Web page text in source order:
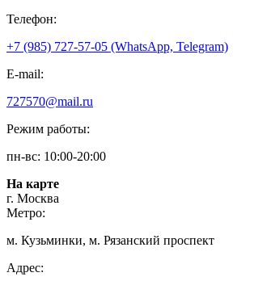
Телефон:
+7 (985) 727-57-05 (WhatsApp, Telegram)
E-mail:
727570@mail.ru
Режим работы:
пн-вс: 10:00-20:00
На карте
г. Москва
Метро:
м. Кузьминки, м. Рязанский проспект
Адрес: